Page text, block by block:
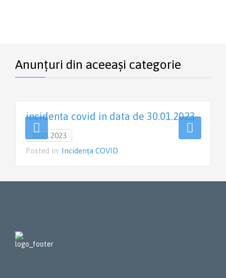
Anunțuri din aceeași categorie
incidenta covid in data de 30.01.2023
30.01.2023
Posted in: Incidența COVID